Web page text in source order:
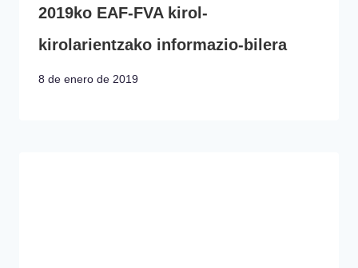
2019ko EAF-FVA kirol-
kirolarientzako informazio-bilera
8 de enero de 2019